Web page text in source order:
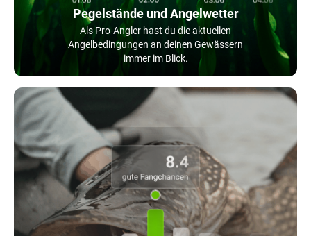
Pegelstände und Angelwetter
Als Pro-Angler hast du die aktuellen
Angelbedingungen an deinen Gewässern
immer im Blick.